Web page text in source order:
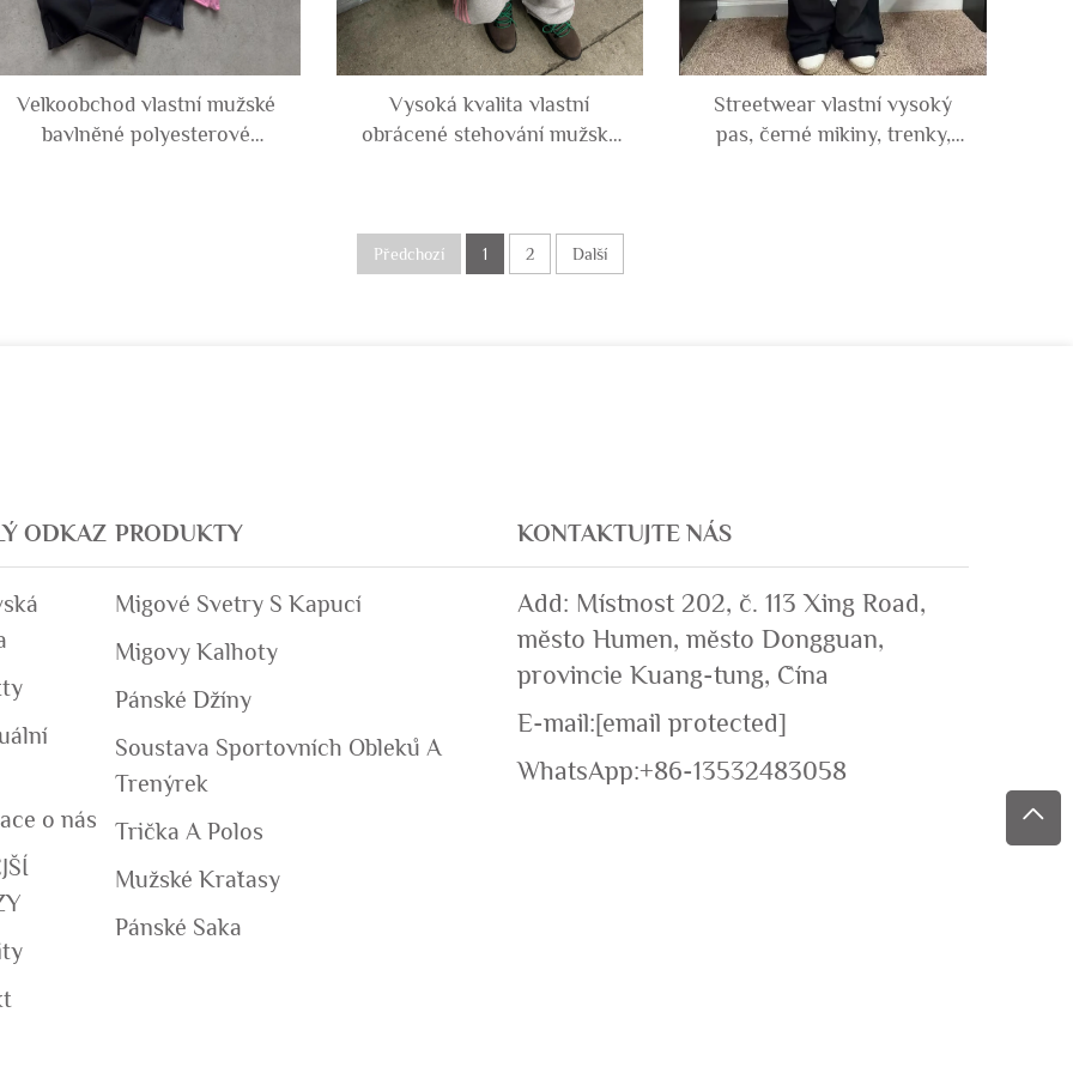
Velkoobchod vlastní mužské
bavlněné polyesterové
Vysoká kvalita vlastní
obrácené stehování mužské
Streetwear vlastní vysoký
pas, černé mikiny, trenky,
Předchozí 1 2 Další
ODKAZ
o nás
PRODUKTY
Migové Svetry S Kapucí
Migovy Kalhoty
Pánské Džíny
Soustava Sportovních Obleků A
Trenýrek
Trička A Polos
Mužské Kraťasy
Pánské Saka
KONTAKTUJTE NÁS
Add: Místnost 202, č. 113 Xing Road,
město Humen, město Dongguan,
provincie Kuang-tung, Čína
E-mail:[email protected]
WhatsApp:+86-13532483058